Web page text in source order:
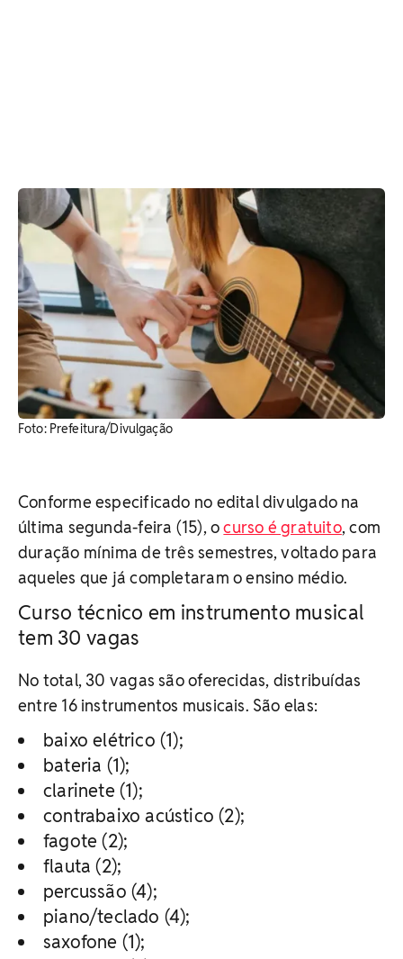
Foto: Prefeitura/Divulgação
Conforme especificado no edital divulgado na
última segunda-feira (15), ocurso é gratuito, com
duração mínima de três semestres, voltado para
aqueles que já completaram o ensino médio.
Curso técnico em instrumento musical
tem 30 vagas
No total, 30 vagas são oferecidas, distribuídas
entre 16 instrumentos musicais. São elas:
baixo elétrico (1);
bateria (1);
clarinete (1);
contrabaixo acústico (2);
fagote (2);
flauta (2);
percussão (4);
piano/teclado (4);
saxofone (1);